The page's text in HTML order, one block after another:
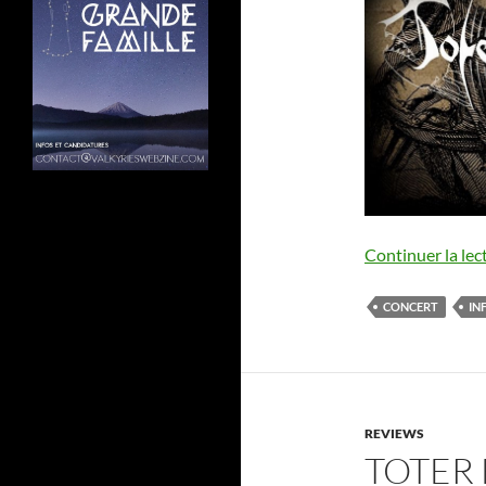
Continuer la
CONCERT
REVIEWS
TOTER